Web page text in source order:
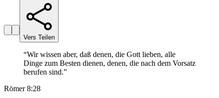
Vers Teilen
“Wir wissen aber, daß denen, die Gott lieben, alle
Dinge zum Besten dienen, denen, die nach dem Vorsatz
berufen sind.”
Römer 8:28